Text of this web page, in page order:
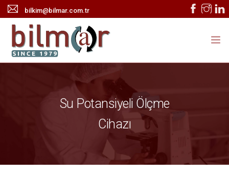
bilkim@bilmar.com.tr
TEKNİK SERVİS
Su Potansiyeli Ölçme
Cihazı